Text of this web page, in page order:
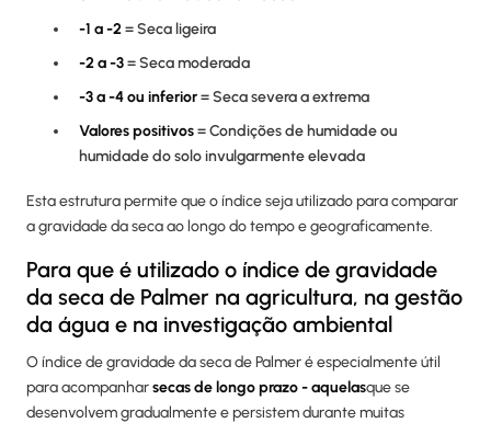
-1 a -2= Seca ligeira
-2 a -3= Seca moderada
-3 a -4 ou inferior= Seca severa a extrema
Valores positivos= Condições de humidade ou
humidade do solo invulgarmente elevada
Esta estrutura permite que o índice seja utilizado para comparar
a gravidade da seca ao longo do tempo e geograficamente.
Para que é utilizado o índice de gravidade
da seca de Palmer na agricultura, na gestão
da água e na investigação ambiental
O índice de gravidade da seca de Palmer é especialmente útil
para acompanharsecas de longo prazo - aquelasque se
desenvolvem gradualmente e persistem durante muitas